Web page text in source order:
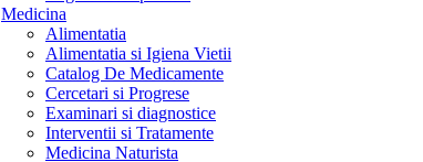
Medicina
Alimentatia
Alimentatia si Igiena Vietii
Catalog De Medicamente
Cercetari si Progrese
Examinari si diagnostice
Interventii si Tratamente
Medicina Naturista